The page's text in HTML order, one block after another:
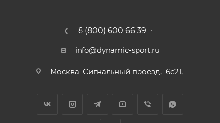
8 (800) 600 66 39
info@dynamic-sport.ru
Москва Сигнальный проезд, 16с21,